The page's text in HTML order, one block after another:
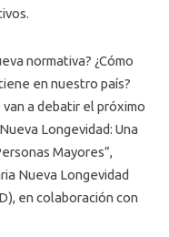
normativa? ¿Cómo
en nuestro país?
a debatir el próximo
Longevidad: Una
Mayores”,
Nueva Longevidad
en colaboración con